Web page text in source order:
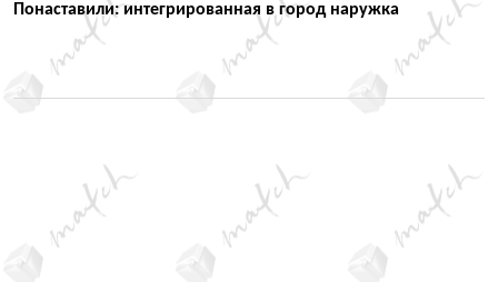
Понаставили: интегрированная в город наружка